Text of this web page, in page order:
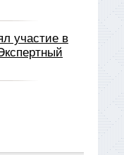
участие в